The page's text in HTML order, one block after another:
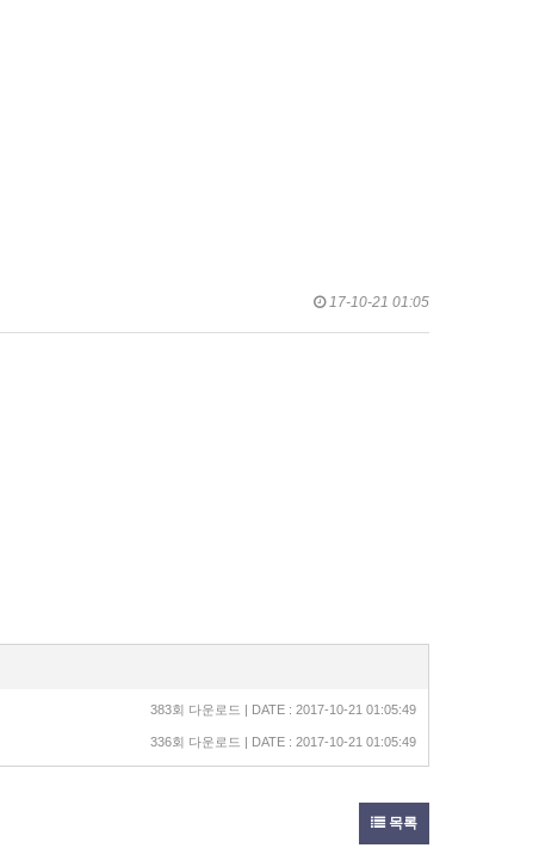
17-10-21 01:05
383회 다운로드 | DATE : 2017-10-21 01:05:49
336회 다운로드 | DATE : 2017-10-21 01:05:49
목록